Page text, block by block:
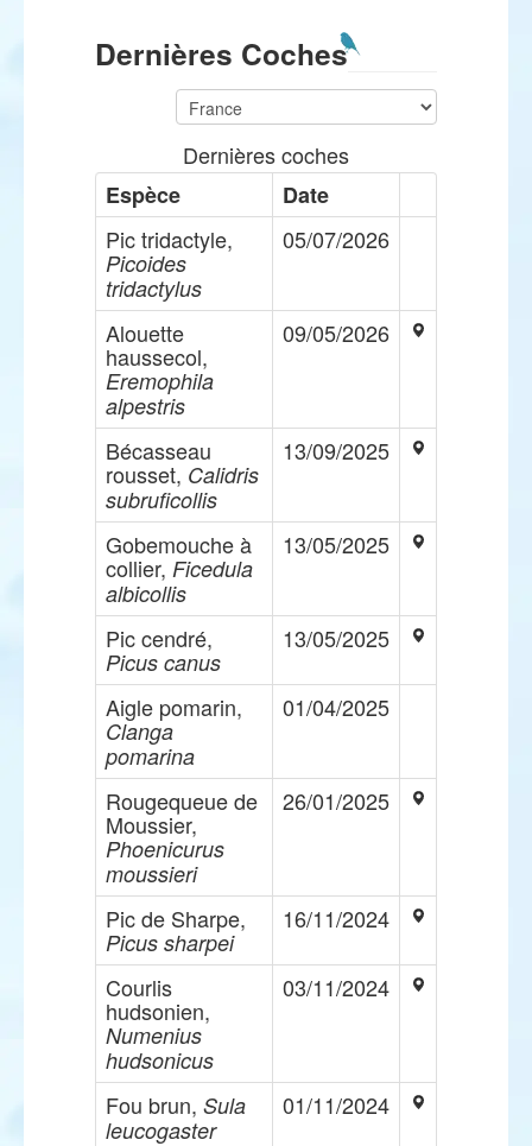
Dernières Coches
Dernières coches
Espèce
Date
Pic tridactyle,
Picoides
tridactylus
05/07/2026
Alouette
haussecol,
Eremophila
alpestris
09/05/2026
Bécasseau
rousset, Calidris
subruficollis
13/09/2025
Gobemouche à
collier, Ficedula
albicollis
13/05/2025
Pic cendré,
Picus canus
13/05/2025
Aigle pomarin,
Clanga
pomarina
01/04/2025
Rougequeue de
Moussier,
Phoenicurus
moussieri
26/01/2025
Pic de Sharpe,
Picus sharpei
16/11/2024
Courlis
hudsonien,
Numenius
hudsonicus
03/11/2024
Fou brun, Sula
leucogaster
01/11/2024